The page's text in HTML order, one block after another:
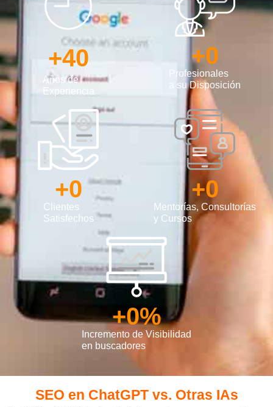
Años de
Experiencia
+40
Profesionales
a su Disposición
+0
Clientes
Satisfechos
+0
Mentorías, Consultorías
y Cursos
+0
Incremento de Visibilidad
en buscadores
+0%
SEO en ChatGPTvs. Otras IAs